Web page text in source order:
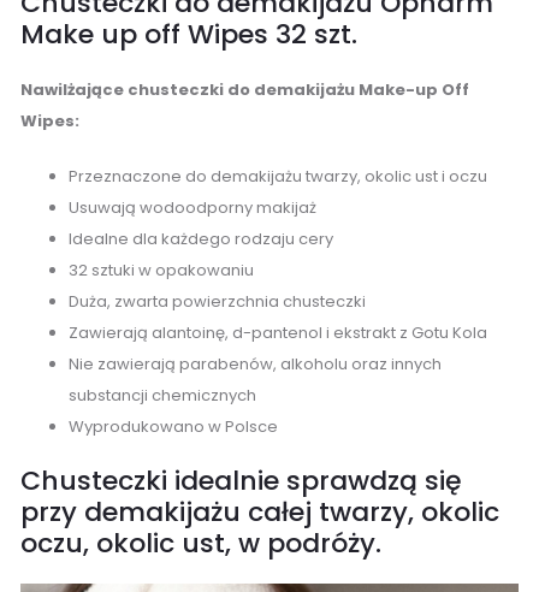
Make up off Wipes 32 szt.
Nawilżające chusteczki do demakijażu Make-up Off
Wipes:
Przeznaczone do demakijażu twarzy, okolic ust i oczu
Usuwają wodoodporny makijaż
Idealne dla każdego rodzaju cery
32 sztuki w opakowaniu
Duża, zwarta powierzchnia chusteczki
Zawierają alantoinę, d-pantenol i ekstrakt z Gotu Kola
Nie zawierają parabenów, alkoholu oraz innych
substancji chemicznych
Wyprodukowano w Polsce
Chusteczki idealnie sprawdzą się
przy demakijażu całej twarzy, okolic
oczu, okolic ust, w podróży.